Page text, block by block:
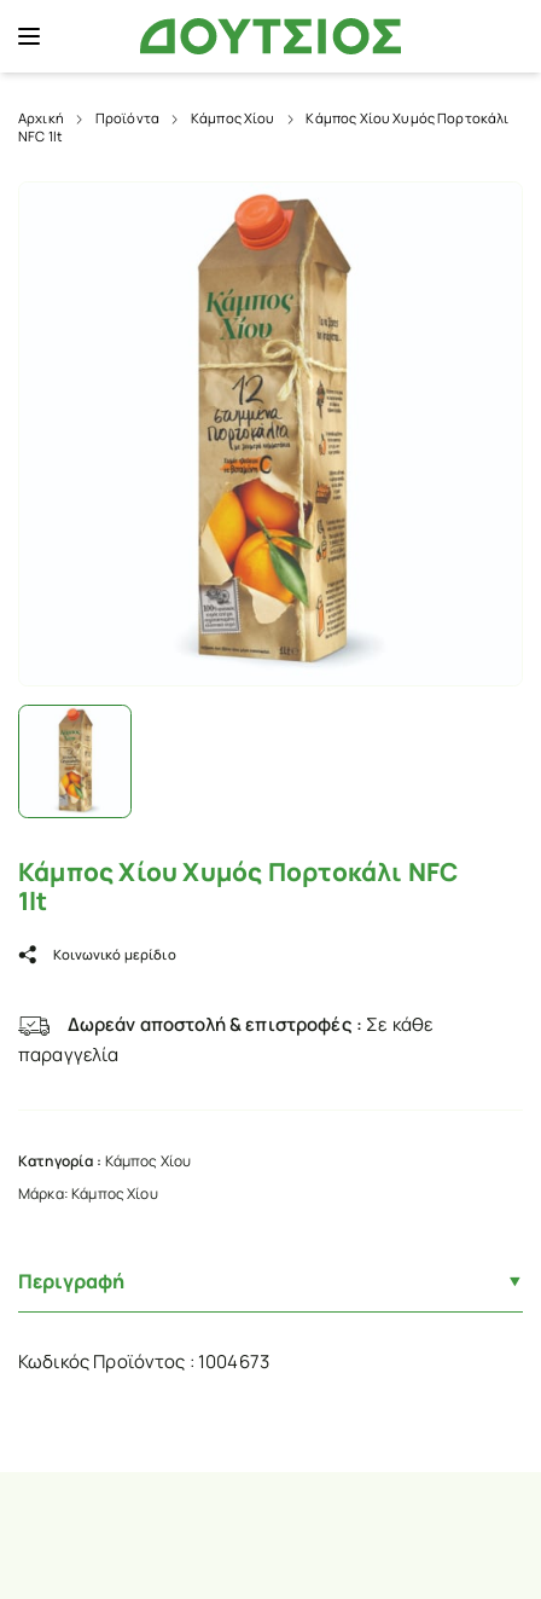
Αρχική Προϊόντα Κάμπος Χίου
Κάμπος Χίου Χυμός Πορτοκάλι
NFC 1lt
Κάμπος Χίου Χυμός Πορτοκάλι NFC
1lt
Κοινωνικό μερίδιο
Δωρεάν αποστολή & επιστροφές : Σε κάθε
παραγγελία
Κατηγορία : Κάμπος Χίου
Μάρκα:Κάμπος Χίου
Περιγραφή
Κωδικός Προϊόντος : 1004673